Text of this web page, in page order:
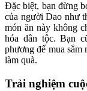
Đặc biệt, bạn đừng
của người Dao như
món ăn này không
hóa dân tộc. Bạn
phương để mua sắm
làm quà.
Trải nghiệm